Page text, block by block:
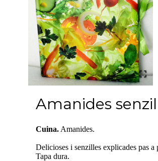
Amanides
Cuina.Amanides.
Delicioses i senzilles explicades pas a
Tapa dura.